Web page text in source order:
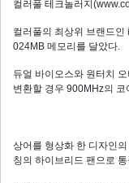
컬러풀 테크놀러지
컬러풀의 최상위 브랜드
024MB 메모리를 달았다.
듀얼 바이오스와 원터치
변환할 경우 900MHz의
상어를 형상화 한 디자인
칭의 하이브리드 팬으로